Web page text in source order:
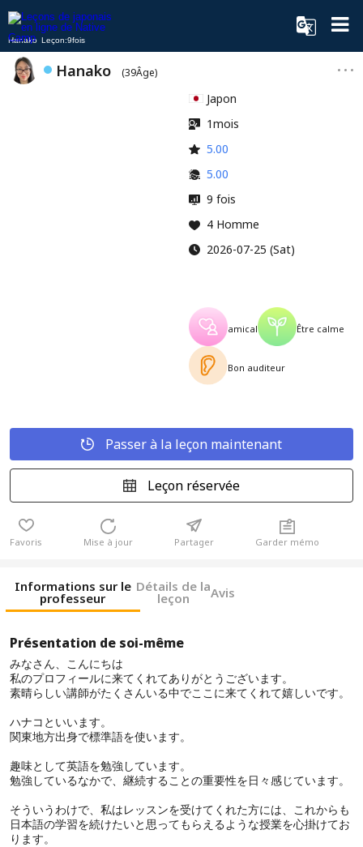
Hanako Leçon:9fois
Hanako (39Âge)
Japon
1mois
5.00
5.00
9 fois
4 Homme
2026-07-25 (Sat)
amical Être calme
Bon auditeur
Passer à la leçon maintenant
Leçon réservée
Favoris Mise à jour Partager Garder mémo
Informations sur le
professeur
Détails de la
leçon Avis
Présentation de soi-même
みなさん、こんにちは
私のプロフィールに来てくれてありがとうございます。
素晴らしい講師がたくさんいる中でここに来てくれて嬉しいです。
ハナコといいます。
関東地方出身で標準語を使います。
趣味として英語を勉強しています。
勉強しているなかで、継続することの重要性を日々感じています。
そういうわけで、私はレッスンを受けてくれた方には、これからも
日本語の学習を続けたいと思ってもらえるような授業を心掛けてお
ります。